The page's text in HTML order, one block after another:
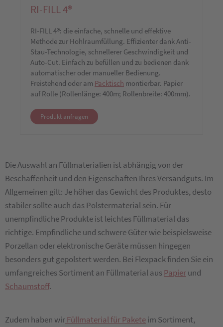
RI-FILL 4®
RI-FILL 4®: die einfache, schnelle und effektive
Methode zur Hohlraumfüllung. Effizienter dank Anti-
Stau-Technologie, schnellerer Geschwindigkeit und
Auto-Cut. Einfach zu befüllen und zu bedienen dank
automatischer oder manueller Bedienung.
Freistehend oder am Packtisch montierbar. Papier
auf Rolle (Rollenlänge: 400m; Rollenbreite: 400mm).
Produkt anfragen
Die Auswahl an Füllmaterialien ist abhängig von der
Beschaffenheit und den Eigenschaften Ihres Versandguts. Im
Allgemeinen gilt: Je höher das Gewicht des Produktes, desto
stabiler sollte auch das Polstermaterial sein. Für
unempfindliche Produkte ist leichtes Füllmaterial das
richtige. Empfindliche und schwere Güter wie beispielsweise
Porzellan oder elektronische Geräte müssen hingegen
besonders gut gepolstert werden. Bei Flexpack finden Sie ein
umfangreiches Sortiment an Füllmaterial ausPapierund
Schaumstoff.
Zudem haben wirFüllmaterial für Paketeim Sortiment,